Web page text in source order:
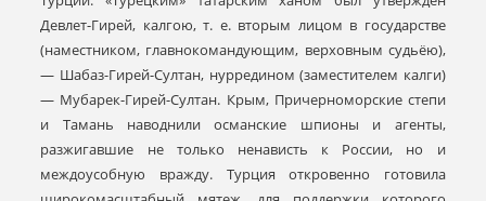
Девлет-Гирей, калгою, т. е. вторым лицом в государстве
(наместником, главнокомандующим, верховным судьёю),
— Шабаз-Гирей-Султан, нурредином (заместителем калги)
— Мубарек-Гирей-Султан. Крым, Причерноморские степи
и Тамань наводнили османские шпионы и агенты,
разжигавшие не только ненависть к России, но и
междоусобную вражду. Турция откровенно готовила